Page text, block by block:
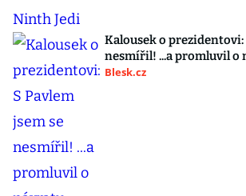
Kalousek o prezidentovi:
nesmířil! ...a promluvil o
Blesk.cz